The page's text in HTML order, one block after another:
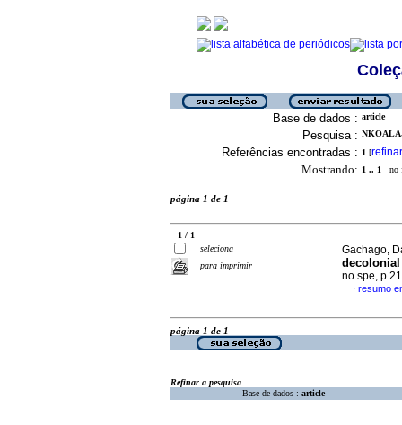
Base de dados : article
Pesquisa :
Referências encontradas : 1 [refinar
Mostrando: 1 .. 1 no
página 1 de 1
1 / 1
seleciona
para imprimir
Gachago,
no.spe,
· resumo
página 1 de 1
Refinar a pesquisa
Base de dados : article